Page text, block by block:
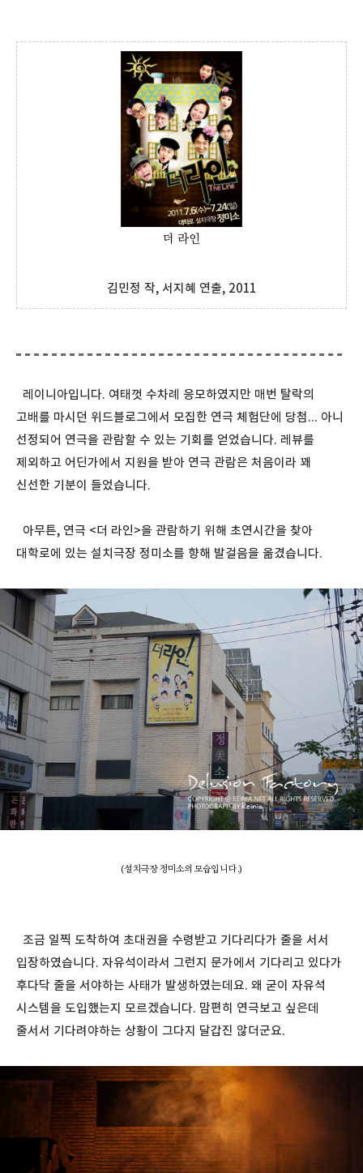
더 라인
김민정 작, 서지혜 연출, 2011
레이니아입니다. 여태껏 수차례 응모하였지만 매번 탈락의
고배를 마시던 위드블로그에서 모집한 연극 체험단에 당첨... 아니
선정되어 연극을 관람할 수 있는 기회를 얻었습니다. 레뷰를
제외하고 어딘가에서 지원을 받아 연극 관람은 처음이라 꽤
신선한 기분이 들었습니다.
아무튼, 연극 <더 라인>을 관람하기 위해 초연시간을 찾아
대학로에 있는 설치극장 정미소를 향해 발걸음을 옮겼습니다.
(설치극장 정미소의 모습입니다.)
조금 일찍 도착하여 초대권을 수령받고 기다리다가 줄을 서서
입장하였습니다. 자유석이라서 그런지 문가에서 기다리고 있다가
후다닥 줄을 서야하는 사태가 발생하였는데요. 왜 굳이 자유석
시스템을 도입했는지 모르겠습니다. 맘편히 연극보고 싶은데
줄서서 기다려야하는 상황이 그다지 달갑진 않더군요.